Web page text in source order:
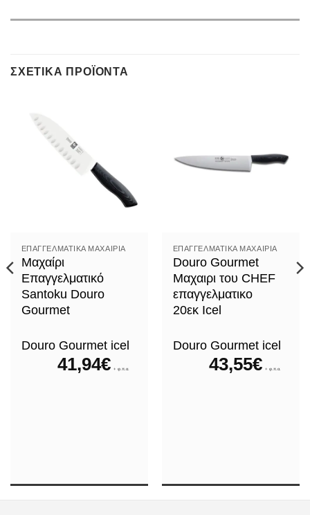
ΣΧΕΤΙΚΆ ΠΡΟΪΌΝΤΑ
ΕΠΑΓΓΕΛΜΑΤΙΚΆ ΜΑΧΑΊΡΙΑ
Μαχαίρι
Επαγγελματικό
Santoku Douro
Gourmet
Douro Gourmet icel
41,94€ + φ.π.α.
ΕΠΑΓΓΕΛΜΑΤΙΚΆ ΜΑΧΑΊΡΙΑ
Douro Gourmet
Μαχαιρι του CHEF
επαγγελματικο
20εκ Icel
Douro Gourmet icel
43,55€ + φ.π.α.